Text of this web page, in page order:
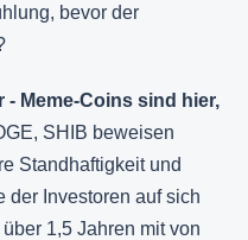
bevor der
Meme-Coins sind hier,
SHIB beweisen
Standhaftigkeit und
der Investoren auf sich
1,5 Jahren mit von